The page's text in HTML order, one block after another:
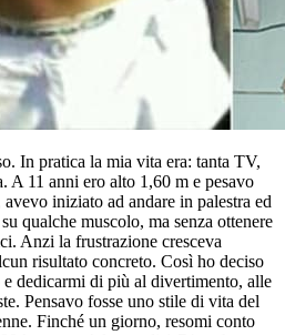
In pratica la mia vita era: tanta TV,
A 11 anni ero alto 1,60 m e pesavo
iniziato ad andare in palestra ed
qualche muscolo, ma senza ottenere
Anzi la frustrazione cresceva
risultato concreto. Così ho deciso
e dedicarmi di più al divertimento, alle
Pensavo fosse uno stile di vita del
Finché un giorno, resomi conto